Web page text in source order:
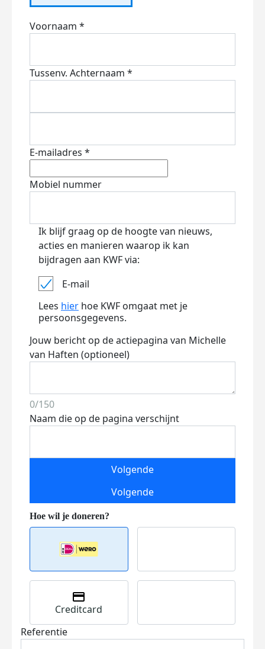
Voornaam *
Tussenv. Achternaam *
E-mailadres *
Mobiel nummer
Ik blijf graag op de hoogte van nieuws,
acties en manieren waarop ik kan
bijdragen aan KWF via:
E-mail
Lees hier hoe KWF omgaat met je
persoonsgegevens.
Jouw bericht op de actiepagina van Michelle
van Haften (optioneel)
0/150
Naam die op de pagina verschijnt
Volgende
Volgende
Creditcard
Referentie